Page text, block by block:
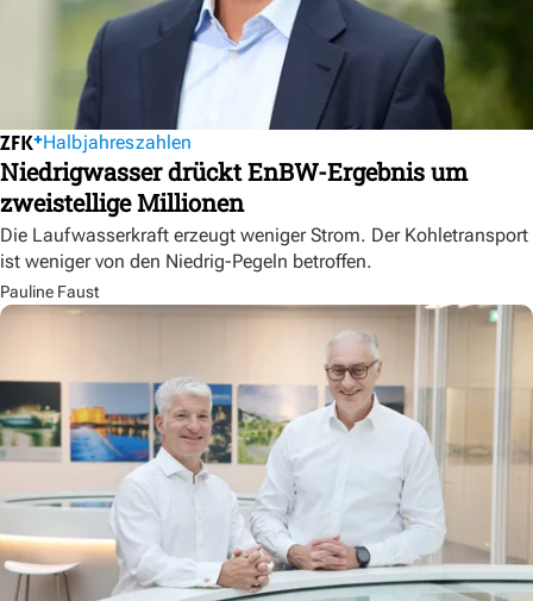
Halbjahreszahlen
Niedrigwasser drückt EnBW-Ergebnis um
zweistellige Millionen
Die Laufwasserkraft erzeugt weniger Strom. Der Kohletransport
ist weniger von den Niedrig-Pegeln betroffen.
Pauline Faust